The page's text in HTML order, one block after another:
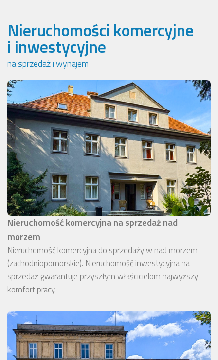
Nieruchomości komercyjne
i inwestycyjne
na sprzedaż i wynajem
Nieruchomość komercyjna na sprzedaż nad
morzem
Nieruchomość komercyjna do sprzedaży w nad morzem
(zachodniopomorskie). Nieruchomość inwestycyjna na
sprzedaż gwarantuje przyszłym właścicielom najwyższy
komfort pracy.